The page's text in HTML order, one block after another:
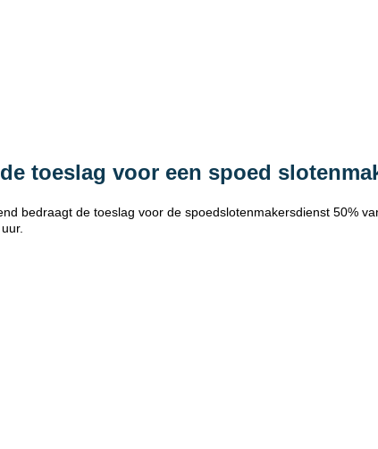
toeslag voor een spoed
bedraagt de toeslag voor de spoedslotenmakersdienst 50%